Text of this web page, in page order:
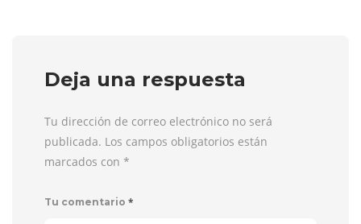
Deja una respuesta
Tu dirección de correo electrónico no será
publicada. Los campos obligatorios están
marcados con *
Tu comentario *